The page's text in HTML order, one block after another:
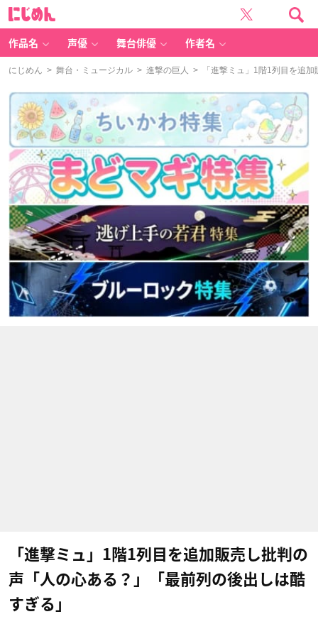
作品名 声優 舞台俳優 作者名
にじめん > 舞台・ミュージカル > 進撃の巨人 > 「進撃ミュ」1階1列目を追加
「進撃ミュ」1階1列目を追加販売し批判の
声「人の心ある？」「最前列の後出しは酷
すぎる」